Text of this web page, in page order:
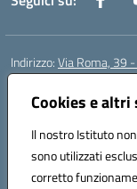
Cookies e
Il nostro Istituto
sono utilizzati
corretto
Indirizzo:Via Roma, 39
Centralino:
Posta elettronica
Codice fiscale:
Codice meccanografico:
Codice Indice delle